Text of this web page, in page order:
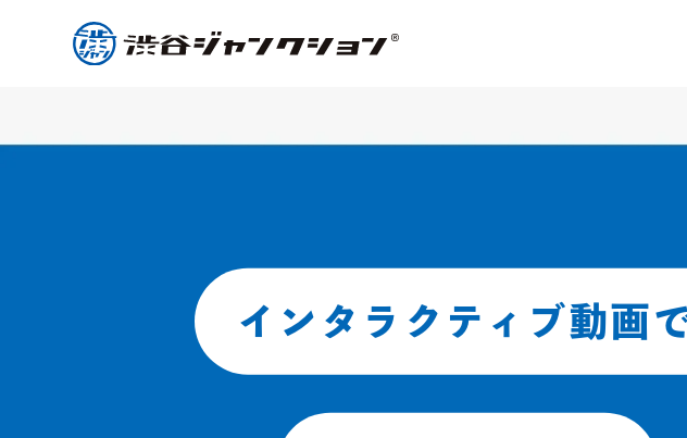
インタラクティブ動画